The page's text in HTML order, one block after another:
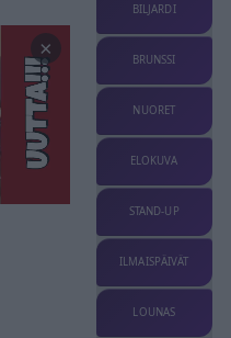
×
BILJARDI
BRUNSSI
NUORET
ELOKUVA
STAND-UP
ILMAISPÄIVÄT
LOUNAS